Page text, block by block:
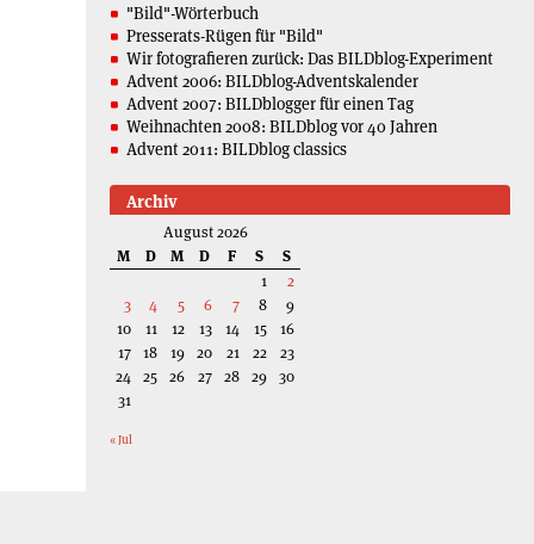
"Bild"-Wörterbuch
Presserats-Rügen für "Bild"
Wir fotografieren zurück: Das BILDblog-Experiment
Advent 2006: BILDblog-Adventskalender
Advent 2007: BILDblogger für einen Tag
Weihnachten 2008: BILDblog vor 40 Jahren
Advent 2011: BILDblog classics
Archiv
August 2026
M
D M D F S
S
1
2
3
4 5 6 7 8
9
10
11 12 13 14 15
16
17 18 19 20 21 22
23
24 25 26 27 28 29 30
31
« Jul